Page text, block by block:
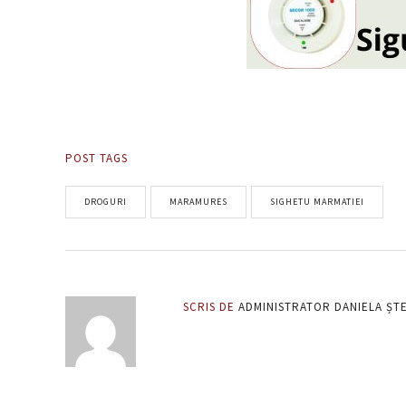
POST TAGS
DROGURI MARAMURES SIGHETU MARMATIEI
SCRIS DE ADMINISTRATOR DANIELA